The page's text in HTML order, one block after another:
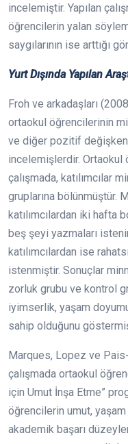
incelemiştir. Yapılan
öğrencilerin yalan
saygılarının ise arttığı
Yurt Dışında Yapılan
Froh ve arkadaşları
ortaokul öğrencilerinin
ve diğer pozitif
incelemişlerdir. Ortaokul
çalışmada, katılımcılar
gruplarına bölünmüştür.
katılımcılardan iki hafta
beş şeyi yazmaları
katılımcılardan ise
istenmiştir. Sonuçlar
zorluk grubu ve kontrol
iyimserlik, yaşam
sahip olduğunu
Marques, Lopez ve
çalışmada ortaokul
için Umut İnşa Etme”
öğrencilerin umut, yaşam
akademik başarı